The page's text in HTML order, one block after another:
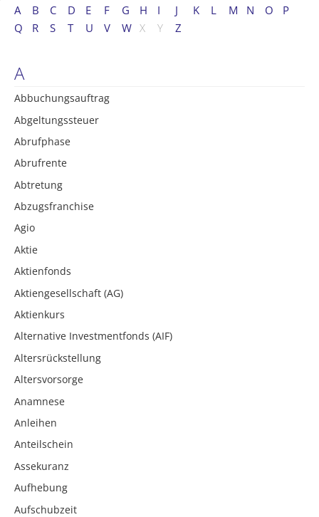
A B C D E F G H I J K L M N O
P
Q
R S T U V W X Y Z
A
Abbuchungsauftrag
Abgeltungssteuer
Abrufphase
Abrufrente
Abtretung
Abzugsfranchise
Agio
Aktie
Aktienfonds
Aktiengesellschaft (AG)
Aktienkurs
Alternative Investmentfonds (AIF)
Altersrückstellung
Altersvorsorge
Anamnese
Anleihen
Anteilschein
Assekuranz
Aufhebung
Aufschubzeit